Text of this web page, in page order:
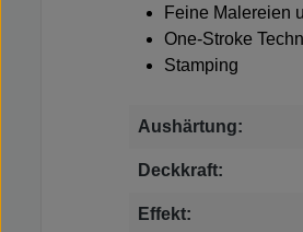
Feine Malereien
One-Stroke
Stamping
Aushärtung:
Deckkraft:
Effekt: